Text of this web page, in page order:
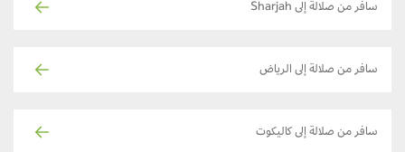
سافر من صلالة إلى Sharjah
سافر من صلالة إلى الرياض
سافر من صلالة إلى كاليكوت